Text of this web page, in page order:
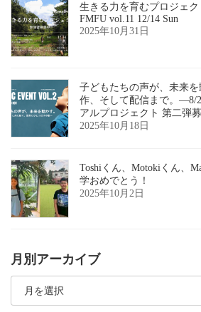
生きる力を育むプロジェ
FMFU vol.11 12/14 Sun
2025年10月31日
子どもたちの声が、未来
作、そして配信まで。―8/
アルプロジェクト 第二弾
2025年10月18日
Toshiくん、Motokiくん、
学おめでとう！
2025年10月2日
月別アーカイブ
月